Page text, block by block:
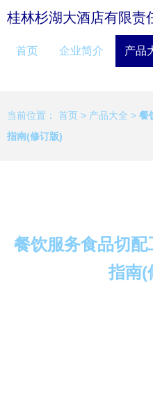
桂林杉湖大酒店有限责
首页 企业简介 产品
当前位置： 首页 > 产品大全 > 餐
指南(修订版)
餐饮服务食品切
指南(